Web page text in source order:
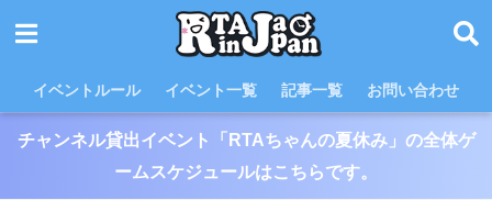
イベントルール イベント一覧 記事一覧 お問い合わせ
チャンネル貸出イベント「RTAちゃんの夏休み」の全体ゲ
ームスケジュールはこちらです。